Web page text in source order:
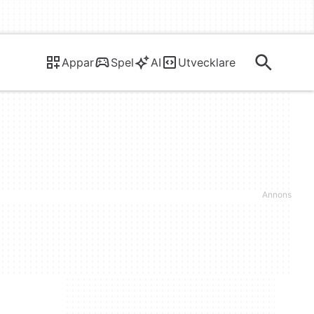
Appar Spel AI Utvecklare